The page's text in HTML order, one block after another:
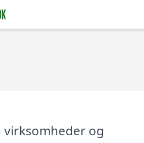
og